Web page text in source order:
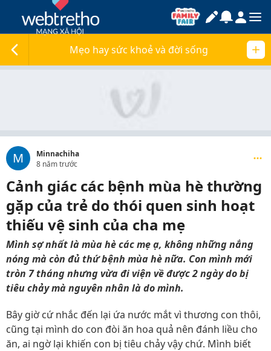
Mẹo hay sức khoẻ và đời sống
M
Minnachiha
8 năm trước
Cảnh giác các bệnh mùa hè thường
gặp của trẻ do thói quen sinh hoạt
thiếu vệ sinh của cha mẹ
Mình sợ nhất là mùa hè các mẹ ạ, không những nắng
nóng mà còn đủ thứ bệnh mùa hè nữa. Con mình mới
tròn 7 tháng nhưng vừa đi viện về được 2 ngày do bị
tiêu chảy mà nguyên nhân là do mình.
Bây giờ cứ nhắc đến lại ứa nước mắt vì thương con thôi,
cũng tại mình do con đòi ăn hoa quả nên đánh liều cho
ăn, ai ngờ lại khiến con bị tiêu chảy vậy chứ. Mình biết